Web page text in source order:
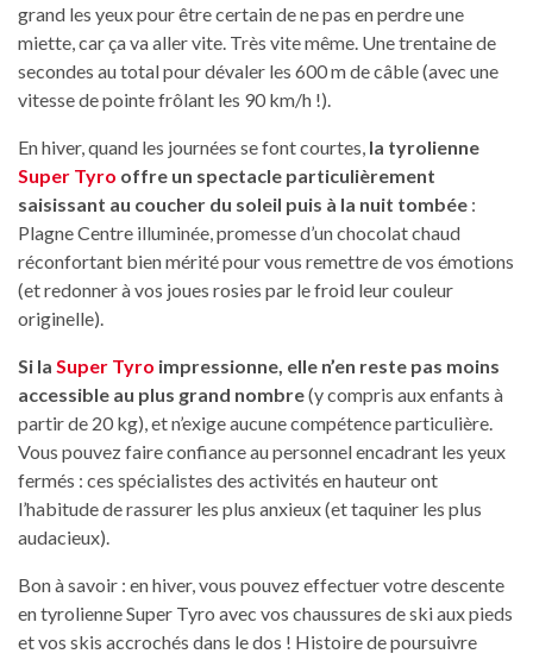
grand les yeux pour être certain de ne pas en perdre une
miette, car ça va aller vite. Très vite même. Une trentaine de
secondes au total pour dévaler les 600 m de câble (avec une
vitesse de pointe frôlant les 90 km/h !).
En hiver, quand les journées se font courtes, la tyrolienne
Super Tyro offre un spectacle particulièrement
saisissant au coucher du soleil puis à la nuit tombée :
Plagne Centre illuminée, promesse d’un chocolat chaud
réconfortant bien mérité pour vous remettre de vos émotions
(et redonner à vos joues rosies par le froid leur couleur
originelle).
Si la Super Tyro impressionne, elle n’en reste pas moins
accessible au plus grand nombre(y compris aux enfants à
partir de 20 kg), et n’exige aucune compétence particulière.
Vous pouvez faire confiance au personnel encadrant les yeux
fermés : ces spécialistes des activités en hauteur ont
l’habitude de rassurer les plus anxieux (et taquiner les plus
audacieux).
Bon à savoir : en hiver, vous pouvez effectuer votre descente
en tyrolienne Super Tyro avec vos chaussures de ski aux pieds
et vos skis accrochés dans le dos ! Histoire de poursuivre